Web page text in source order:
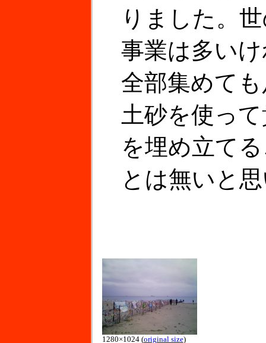
りました。
事業は多い
全部集めて
土砂を使っ
を埋め立て
とは無いと
1280×1024 (original size)